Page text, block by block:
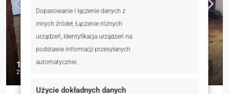
Dopasowanie i łączenie danych z
innych źródeł, Łączenie różnych
urządzeń, Identyfikacja urządzeń na
podstawie informacji przesyłanych
automatycznie.
Użycie dokładnych danych
1 000 zł
25 zł